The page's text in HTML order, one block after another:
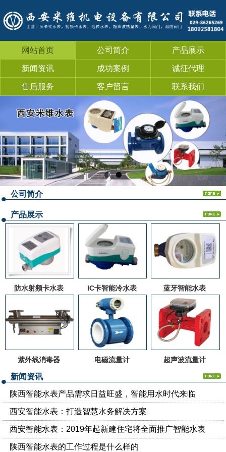
网站首页 公司简介 产品展示
新闻资讯 成功案例 诚征代理
售后服务 客户留言 联系我们
公司简介
产品展示
防水射频卡水表 IC卡智能冷水表 蓝牙智能水表
紫外线消毒器 电磁流量计 超声波流量计
新闻资讯
陕西智能水表产品需求日益旺盛，智能用水时代来临
西安智能水表：打造智慧水务解决方案
西安智能水表：2019年起新建住宅将全面推广智能水表
陕西智能水表的工作过程是什么样的